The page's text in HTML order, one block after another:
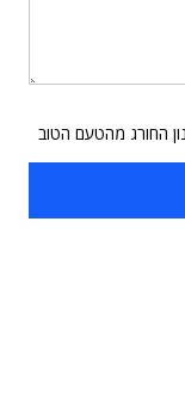
החורג מהטעם הטוב